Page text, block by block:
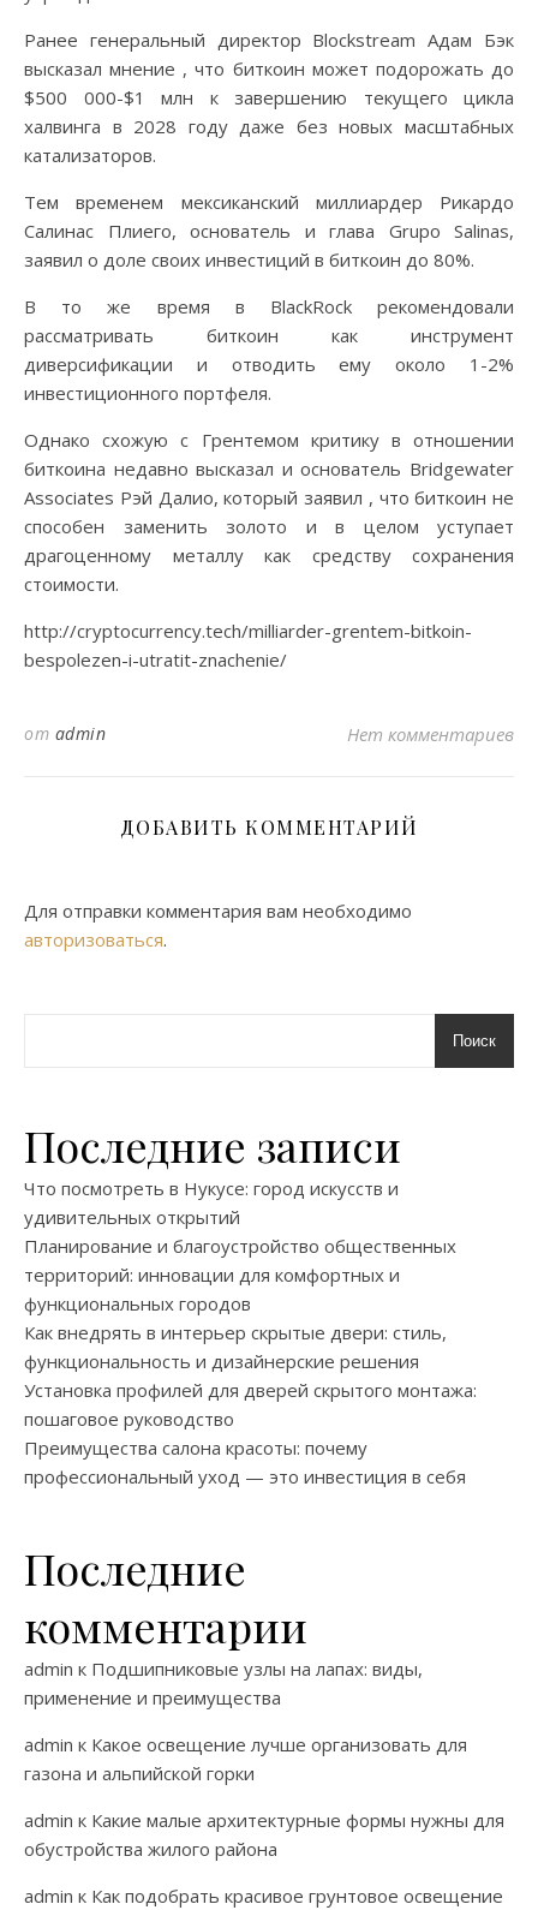
Ранее генеральный директор Blockstream Адам Бэк
высказал мнение , что биткоин может подорожать до
$500 000-$1 млн к завершению текущего цикла
халвинга в 2028 году даже без новых масштабных
катализаторов.
Тем временем мексиканский миллиардер Рикардо
Салинас Плиего, основатель и глава Grupo Salinas,
заявил о доле своих инвестиций в биткоин до 80%.
В то же время в BlackRock рекомендовали
рассматривать биткоин как инструмент
диверсификации и отводить ему около 1-2%
инвестиционного портфеля.
Однако схожую с Грентемом критику в отношении
биткоина недавно высказал и основатель Bridgewater
Associates Рэй Далио, который заявил , что биткоин не
способен заменить золото и в целом уступает
драгоценному металлу как средству сохранения
стоимости.
http://cryptocurrency.tech/milliarder-grentem-bitkoin-
bespolezen-i-utratit-znachenie/
от admin Нет комментариев
ДОБАВИТЬ КОММЕНТАРИЙ
Для отправки комментария вам необходимо
авторизоваться.
Поиск
Последние записи
Что посмотреть в Нукусе: город искусств и
удивительных открытий
Планирование и благоустройство общественных
территорий: инновации для комфортных и
функциональных городов
Как внедрять в интерьер скрытые двери: стиль,
функциональность и дизайнерские решения
Установка профилей для дверей скрытого монтажа:
пошаговое руководство
Преимущества салона красоты: почему
профессиональный уход — это инвестиция в себя
Последние
комментарии
admin к Подшипниковые узлы на лапах: виды,
применение и преимущества
admin к Какое освещение лучше организовать для
газона и альпийской горки
admin к Какие малые архитектурные формы нужны для
обустройства жилого района
admin к Как подобрать красивое грунтовое освещение